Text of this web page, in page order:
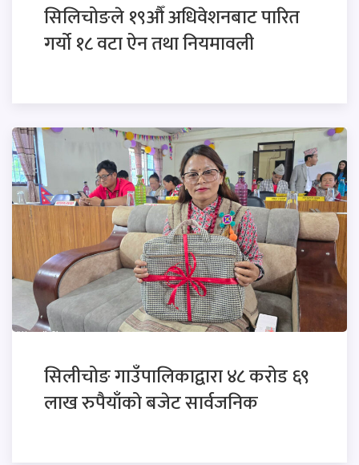
सिलिचोङले १९औँ अधिवेशनबाट पारित
गर्यो १८ वटा ऐन तथा नियमावली
सिलीचोङ गाउँपालिकाद्वारा ४८ करोड ६९
लाख रुपैयाँको बजेट सार्वजनिक